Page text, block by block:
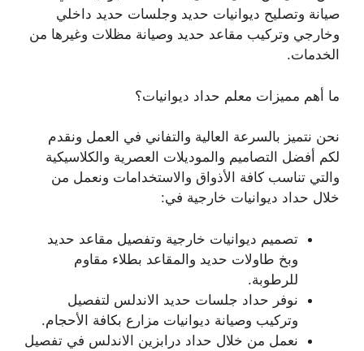
صيانة وتصليح ديوانيات حديد وجلسات حديد داخلي
وخارجي وتركيب مقاعد حديد وصيانة مظلات وغيرها من
الخدمات.
ما أهم مميزات معلم حداد ديوانيات؟
نحن نتميز بالسرعة العالية والتفاني في العمل ونقدم
لكم أفضل التصاميم والموديلات العصرية والكلاسيكية
والتي تناسب كافة الأذواق والاستخدامات ونعمل من
خلال حداد ديوانيات خارجية في:
تصميم ديوانيات خارجية وتفصيل مقاعد حديد
وبخ طاولات حديد والمقاعد بطلاء مقاوم
للرطوبة.
نوفر حداد جلسات حديد الاندلس لتفصيل
وتركيب وصيانة ديوانيات مزارع بكافة الأحجام.
نعمل من خلال حداد درابزين الاندلس في تفصيل